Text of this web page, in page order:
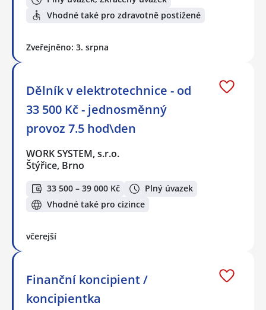
Vhodné také pro zdravotně postižené
Zveřejněno: 3. srpna
Dělník v elektrotechnice - od
33 500 Kč - jednosměnný
provoz 7.5 hod\den
WORK SYSTEM, s.r.o.
Štýřice, Brno
33 500 – 39 000 Kč
Plný úvazek
Vhodné také pro cizince
včerejší
Finanční koncipient /
koncipientka